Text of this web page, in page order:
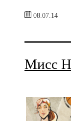
08.07.14
Мисс